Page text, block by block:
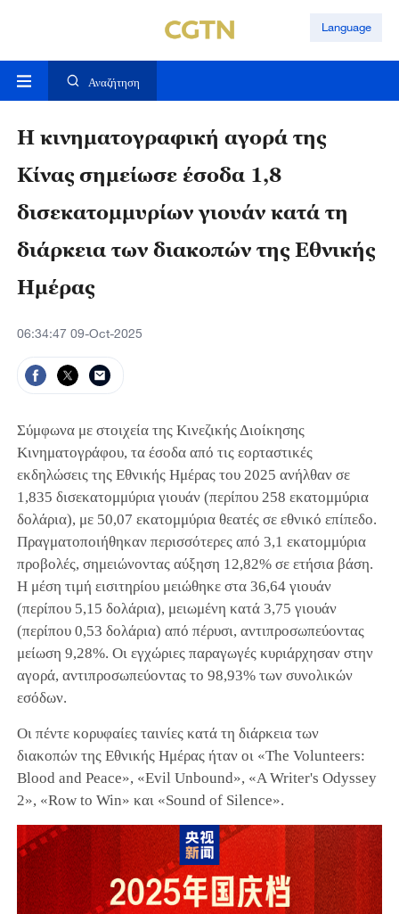
Language
Αναζήτηση
Η κινηματογραφική αγορά της
Κίνας σημείωσε έσοδα 1,8
δισεκατομμυρίων γιουάν κατά τη
διάρκεια των διακοπών της Εθνικής
Ημέρας
06:34:47 09-Oct-2025
Σύμφωνα με στοιχεία της Κινεζικής Διοίκησης
Κινηματογράφου, τα έσοδα από τις εορταστικές
εκδηλώσεις της Εθνικής Ημέρας του 2025 ανήλθαν σε
1,835 δισεκατομμύρια γιουάν (περίπου 258 εκατομμύρια
δολάρια), με 50,07 εκατομμύρια θεατές σε εθνικό επίπεδο.
Πραγματοποιήθηκαν περισσότερες από 3,1 εκατομμύρια
προβολές, σημειώνοντας αύξηση 12,82% σε ετήσια βάση.
Η μέση τιμή εισιτηρίου μειώθηκε στα 36,64 γιουάν
(περίπου 5,15 δολάρια), μειωμένη κατά 3,75 γιουάν
(περίπου 0,53 δολάρια) από πέρυσι, αντιπροσωπεύοντας
μείωση 9,28%. Οι εγχώριες παραγωγές κυριάρχησαν στην
αγορά, αντιπροσωπεύοντας το 98,93% των συνολικών
εσόδων.
Οι πέντε κορυφαίες ταινίες κατά τη διάρκεια των
διακοπών της Εθνικής Ημέρας ήταν οι «The Volunteers:
Blood and Peace», «Evil Unbound», «A Writer's Odyssey
2», «Row to Win» και «Sound of Silence».